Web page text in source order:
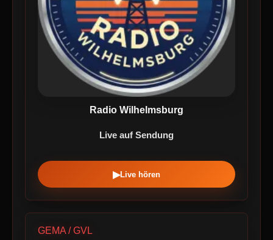
Radio Wilhelmsburg
Live auf Sendung
▶Live hören
GEMA / GVL